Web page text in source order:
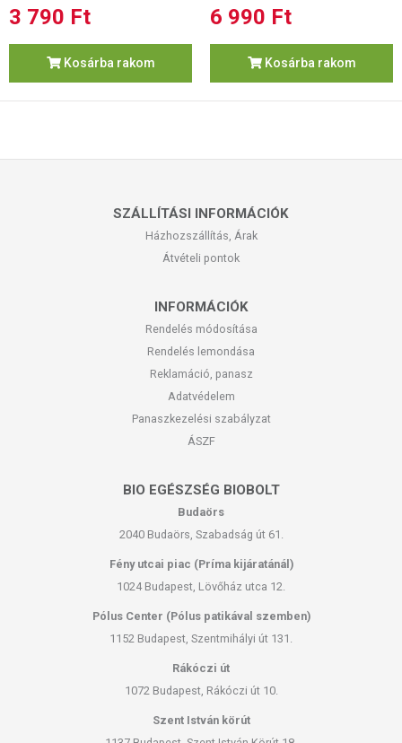
3 790 Ft
Kosárba rakom
6 990 Ft
Kosárba rakom
SZÁLLÍTÁSI INFORMÁCIÓK
Házhozszállítás, Árak
Átvételi pontok
INFORMÁCIÓK
Rendelés módosítása
Rendelés lemondása
Reklamáció, panasz
Adatvédelem
Panaszkezelési szabályzat
ÁSZF
BIO EGÉSZSÉG BIOBOLT
Budaörs
2040 Budaörs, Szabadság út 61.
Fény utcai piac (Príma kijáratánál)
1024 Budapest, Lövőház utca 12.
Pólus Center (Pólus patikával szemben)
1152 Budapest, Szentmihályi út 131.
Rákóczi út
1072 Budapest, Rákóczi út 10.
Szent István körút